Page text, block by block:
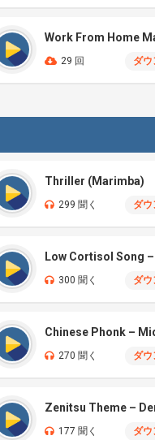
Work From Home
29 回 ダウ
Thriller (Marimba)
299 聞く ダウ
300 聞く ダウ
270 聞く ダウ
177 聞く ダウ